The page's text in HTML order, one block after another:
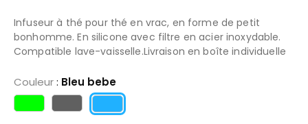
Infuseur à thé pour thé en vrac, en forme de petit
bonhomme. En silicone avec filtre en acier inoxydable.
Compatible lave-vaisselle.Livraison en boîte individuelle
Couleur: Bleu bebe